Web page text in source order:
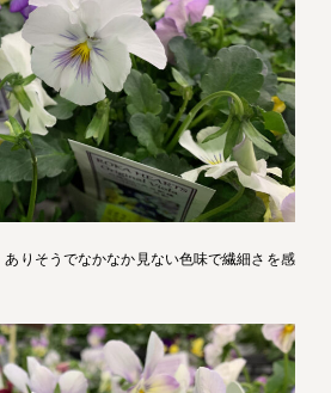
りそうでなかなか見ない色味で繊細さを感